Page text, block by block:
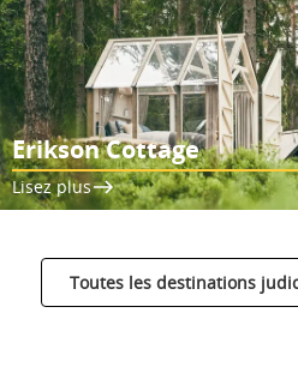
Erikson Cottage
Lisez plus
Toutes les destinations